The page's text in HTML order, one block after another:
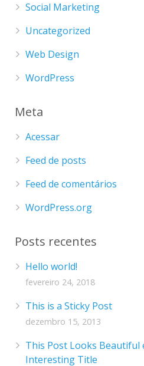
Social Marketing
Uncategorized
Web Design
WordPress
Meta
Acessar
Feed de posts
Feed de comentários
WordPress.org
Posts recentes
Hello world!
fevereiro 24, 2018
This is a Sticky Post
dezembro 15, 2013
This Post Looks Beautiful
Interesting Title